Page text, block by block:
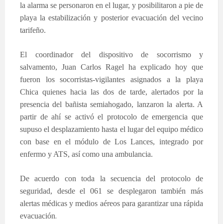
la alarma se personaron en el lugar, y posibilitaron a pie de
playa la estabilización y posterior evacuación del vecino
tarifeño.
El coordinador del dispositivo de socorrismo y
salvamento, Juan Carlos Ragel ha explicado hoy que
fueron los socorristas-vigilantes asignados a la playa
Chica quienes hacia las dos de tarde, alertados por la
presencia del bañista semiahogado, lanzaron la alerta. A
partir de ahí se activó el protocolo de emergencia que
supuso el desplazamiento hasta el lugar del equipo médico
con base en el módulo de Los Lances, integrado por
enfermo y ATS, así como una ambulancia.
De acuerdo con toda la secuencia del protocolo de
seguridad, desde el 061 se desplegaron también más
alertas médicas y medios aéreos para garantizar una rápida
evacuación.